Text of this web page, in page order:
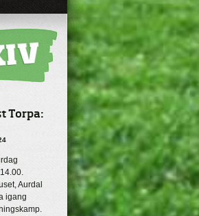
Torpa:
Aurdal
igang